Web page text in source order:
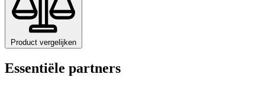
Product vergelijken
Essentiële partners